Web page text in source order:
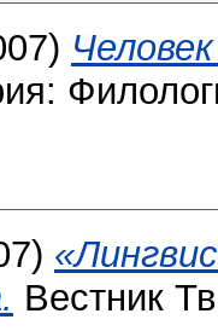
Вестник